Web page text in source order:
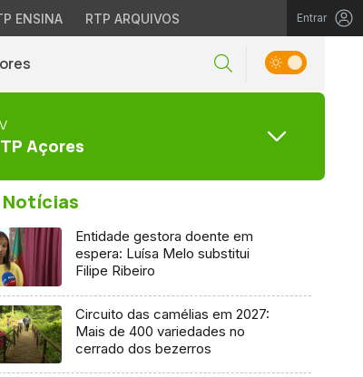
ENSINA RTP ARQUIVOS Entrar
Açores
Notícias
Entidade gestora doente em
espera: Luísa Melo substitui
Filipe Ribeiro
Circuito das camélias em 2027:
Mais de 400 variedades no
cerrado dos bezerros